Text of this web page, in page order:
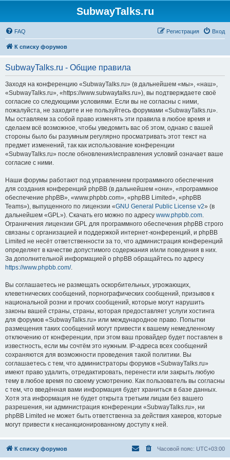
SubwayTalks.ru
FAQ Вход
Регистрация
К списку форумов
SubwayTalks.ru - Общие правила
Заходя на конференцию «SubwayTalks.ru» (в дальнейшем «мы», «наш»,
«SubwayTalks.ru», «https://www.subwaytalks.ru»), вы подтверждаете своё
согласие со следующими условиями. Если вы не согласны с ними,
пожалуйста, не заходите и не пользуйтесь форумами «SubwayTalks.ru».
Мы оставляем за собой право изменять эти правила в любое время и
сделаем всё возможное, чтобы уведомить вас об этом, однако с вашей
стороны было бы разумным регулярно просматривать этот текст на
предмет изменений, так как использование конференции
«SubwayTalks.ru» после обновления/исправления условий означает ваше
согласие с ними.
Наши форумы работают под управлением программного обеспечения
для создания конференций phpBB (в дальнейшем «они», «программное
обеспечение phpBB», «www.phpbb.com», «phpBB Limited», «phpBB
Teams»), выпущенного по лицензии «GNU General Public License v2» (в
дальнейшем «GPL»). Скачать его можно по адресу www.phpbb.com.
Ограничения лицензии GPL для программного обеспечения phpBB строго
связаны с организацией и поддержкой интернет-конференций, и phpBB
Limited не несёт ответственности за то, что администрация конференций
определяет в качестве допустимого содержания и/или поведения в них.
За дополнительной информацией о phpBB обращайтесь по адресу
https://www.phpbb.com/.
Вы соглашаетесь не размещать оскорбительных, угрожающих,
клеветнических сообщений, порнографических сообщений, призывов к
национальной розни и прочих сообщений, которые могут нарушить
законы вашей страны, страны, которая предоставляет услуги хостинга
для форумов «SubwayTalks.ru» или международное право. Попытки
размещения таких сообщений могут привести к вашему немедленному
отключению от конференции, при этом ваш провайдер будет поставлен в
известность, если мы сочтём это нужным. IP-адреса всех сообщений
сохраняются для возможности проведения такой политики. Вы
соглашаетесь с тем, что администраторы форумов «SubwayTalks.ru»
имеют право удалить, отредактировать, перенести или закрыть любую
тему в любое время по своему усмотрению. Как пользователь вы согласны
с тем, что введённая вами информация будет храниться в базе данных.
Хотя эта информация не будет открыта третьим лицам без вашего
разрешения, ни администрация конференции «SubwayTalks.ru», ни
phpBB Limited не может быть ответственна за действия хакеров, которые
могут привести к несанкционированному доступу к ней.
К списку форумов Часовой пояс: UTC+03:00